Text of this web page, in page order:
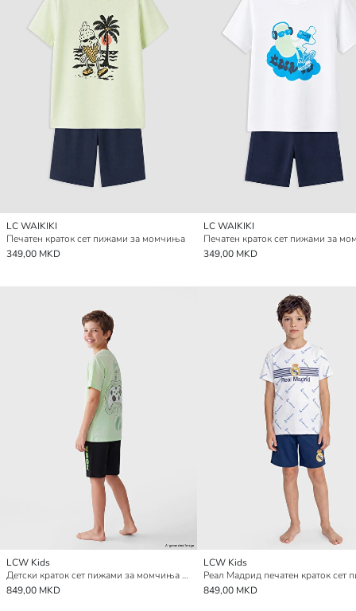
LC WAIKIKI
Печатен краток сет пижами за момчиња
349,00 MKD
LC WAIKIKI
Печатен краток сет пижами за
349,00 MKD
LCW Kids
Детски краток сет пижами за момчиња со Xbox принт
849,00 MKD
LCW Kids
849,00 MKD